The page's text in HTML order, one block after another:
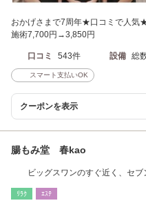
おかげさまで7周年★口コミで人
施術7,700円→3,850円
口コミ 543件 設備 総
スマート支払いOK
クーポンを表示
腸もみ堂 春kao
ビッグスワンのすぐ近く、セ
ﾘﾗｸ ｴｽﾃ